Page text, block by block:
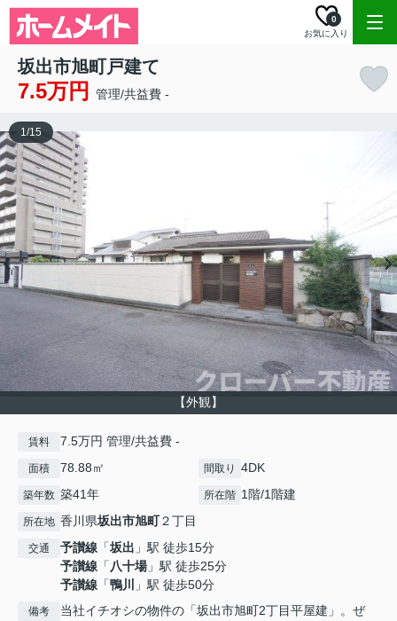
お気に入り
0
坂出市旭町戸建て
7.5万円 管理/共益費 -
【外観】
1/15
賃料 7.5万円 管理/共益費 -
面積 78.88㎡ 間取り 4DK
築年数 築41年 所在階 1階/1階建
所在地 香川県坂出市旭町２丁目
交通 予讃線 「坂出 」駅 徒歩15分
予讃線 「八十場」駅 徒歩25分
予讃線 「鴨川 」駅 徒歩50分
備考
当社イチオシの物件の「坂出市旭町2丁目平屋建」。ぜ